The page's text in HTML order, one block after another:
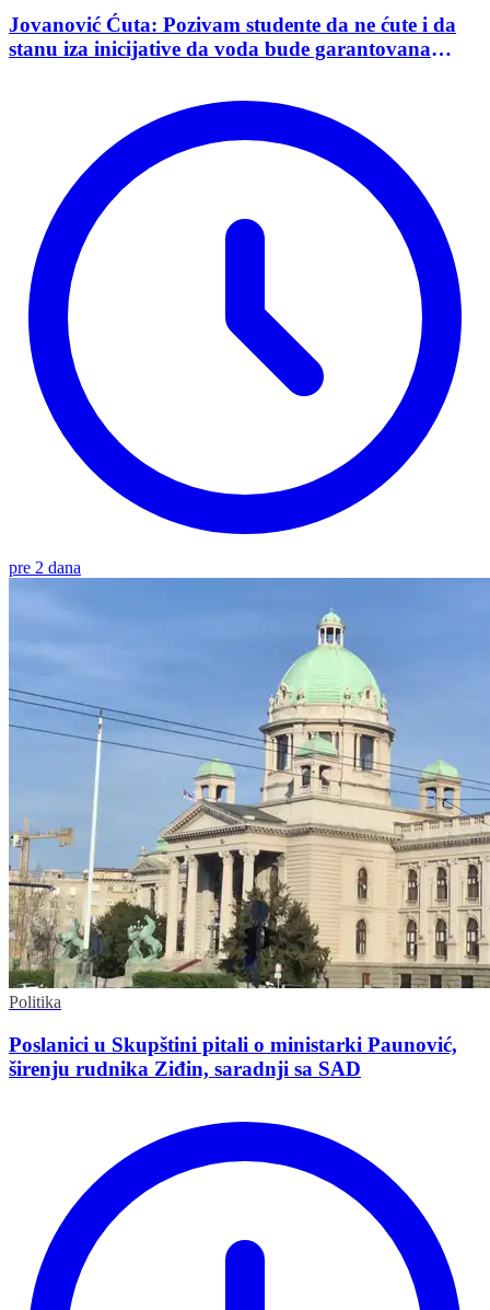
Jovanović Ćuta: Pozivam studente da ne ćute i da
stanu iza inicijative da voda bude garantovana
pre 2 dana
Politika
Poslanici u Skupštini pitali o ministarki Paunović,
širenju rudnika Ziđin, saradnji sa SAD